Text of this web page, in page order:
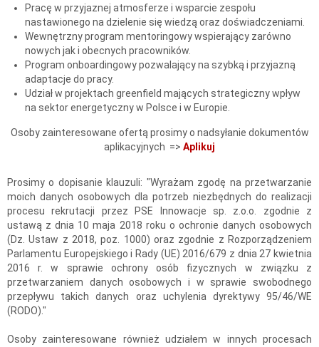
Pracę w przyjaznej atmosferze i wsparcie zespołu
nastawionego na dzielenie się wiedzą oraz doświadczeniami.
Wewnętrzny program mentoringowy wspierający zarówno
nowych jak i obecnych pracowników.
Program onboardingowy pozwalający na szybką i przyjazną
adaptacje do pracy.
Udział w projektach greenfield mających strategiczny wpływ
na sektor energetyczny w Polsce i w Europie.
Osoby zainteresowane ofertą prosimy o nadsyłanie dokumentów
aplikacyjnych => Aplikuj
Prosimy o dopisanie klauzuli: "Wyrażam zgodę na przetwarzanie
moich danych osobowych dla potrzeb niezbędnych do realizacji
procesu rekrutacji przez PSE Innowacje sp. z.o.o. zgodnie z
ustawą z dnia 10 maja 2018 roku o ochronie danych osobowych
(Dz. Ustaw z 2018, poz. 1000) oraz zgodnie z Rozporządzeniem
Parlamentu Europejskiego i Rady (UE) 2016/679 z dnia 27 kwietnia
2016 r. w sprawie ochrony osób fizycznych w związku z
przetwarzaniem danych osobowych i w sprawie swobodnego
przepływu takich danych oraz uchylenia dyrektywy 95/46/WE
(RODO)."
Osoby zainteresowane również udziałem w innych procesach